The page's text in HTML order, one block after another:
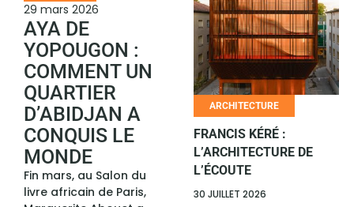
29 mars 2026
AYA DE
YOPOUGON :
COMMENT UN
QUARTIER
D’ABIDJAN A
CONQUIS LE
MONDE
Fin mars, au Salon du
livre africain de Paris,
HUMOUR
LE RIRE AFRICAIN
CHANGE D’ÉCHELLE
6 JUILLET 2026
Avec son édition All Stars
ARCHITECTURE
FRANCIS KÉRÉ :
L’ARCHITECTURE DE
L’ÉCOUTE
30 JUILLET 2026